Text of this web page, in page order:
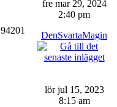
94201
fre mar 29, 2024
2:40 pm
DenSvartaMagin
lör jul 15, 2023
8:15 am